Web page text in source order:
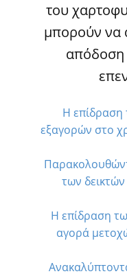
του
μπορούν να
απόδοση
Η επίδραση
εξαγορών στο
των δεικτών
Η επίδραση
αγορά